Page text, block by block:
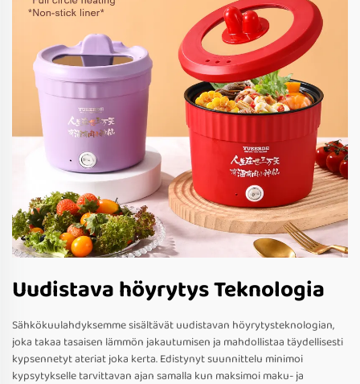
Uudistava höyrytys Teknologia
Sähkökuulahdyksemme sisältävät uudistavan höyrytysteknologian,
joka takaa tasaisen lämmön jakautumisen ja mahdollistaa täydellisesti
kypsennetyt ateriat joka kerta. Edistynyt suunnittelu minimoi
kypsytykselle tarvittavan ajan samalla kun maksimoi maku- ja